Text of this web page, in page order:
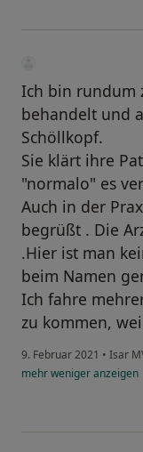
Ich bin rundum
behandelt und
Schöllkopf.
Sie klärt ihre
"normalo" es
Auch in der
begrüßt . Die
.Hier ist man
beim Namen
Ich fahre
zu kommen,
9. Februar 2021 • Isar
mehrwenigeranzeigen